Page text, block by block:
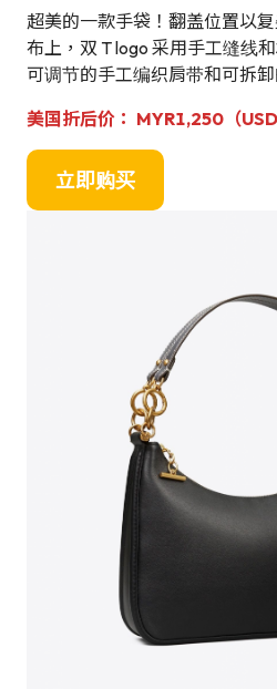
超美的一款手袋！翻盖位置以
布上，双 T logo 采用手工缝线
可调节的手工编织肩带和可拆
美国折后价： MYR1,250（
立即购买